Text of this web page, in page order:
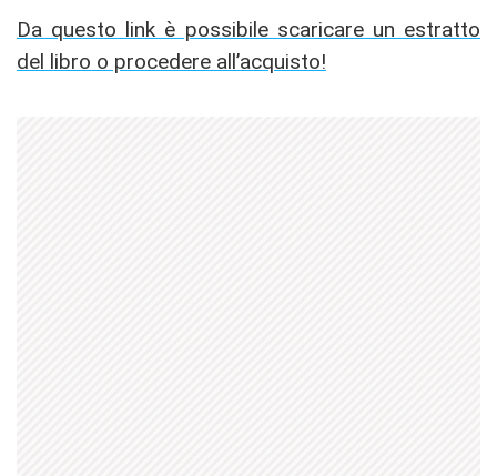
Da questo link è possibile scaricare un estratto
del libro o procedere all’acquisto!